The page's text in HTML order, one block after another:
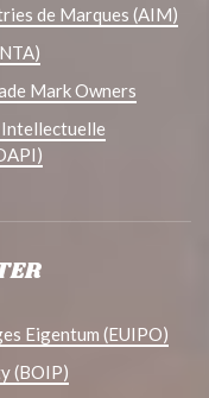
de Marques (AIM)
Mark Owners
Eigentum (EUIPO)
(BOIP)